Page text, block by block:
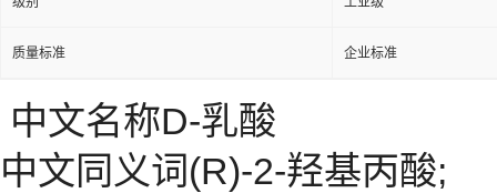
质量标准 企业标准
中文名称D-乳酸
中文同义词(R)-2-羟基丙酸;